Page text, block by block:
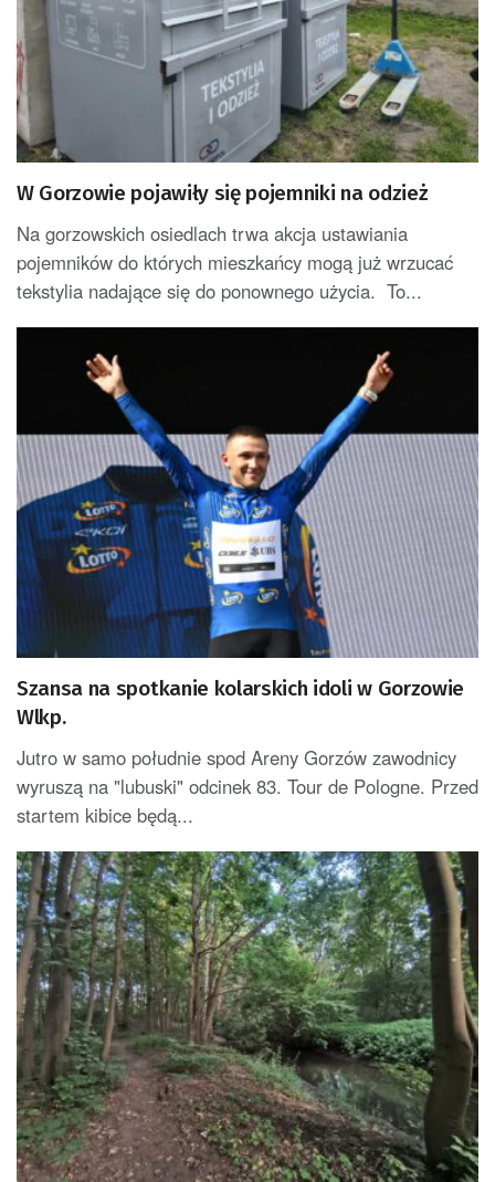
W Gorzowie pojawiły się pojemniki na odzież
Na gorzowskich osiedlach trwa akcja ustawiania
pojemników do których mieszkańcy mogą już wrzucać
tekstylia nadające się do ponownego użycia. To...
Szansa na spotkanie kolarskich idoli w Gorzowie
Wlkp.
Jutro w samo południe spod Areny Gorzów zawodnicy
wyruszą na "lubuski" odcinek 83. Tour de Pologne. Przed
startem kibice będą...